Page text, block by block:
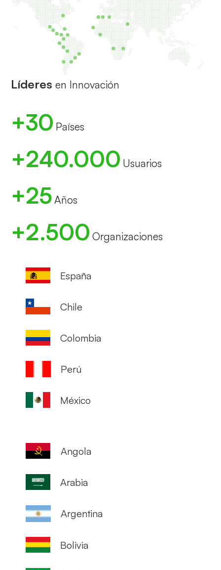
Líderesen Innovación
+30 Países
+240.000 Usuarios
+25 Años
+2.500 Organizaciones
España
Chile
Colombia
Perú
México
Angola
Arabia
Argentina
Bolivia